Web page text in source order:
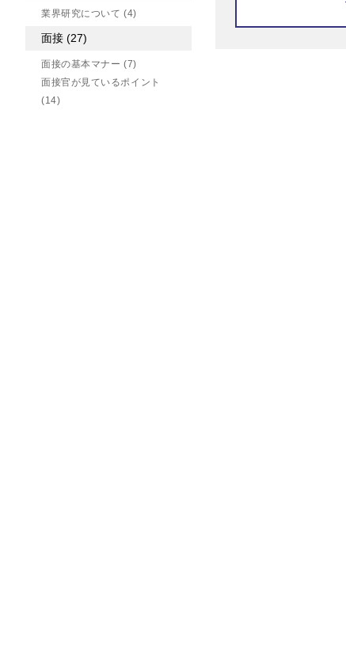
業界研究について(4)
面接 (27)
面接の基本マナー(7)
面接官が見ているポイント
(14)